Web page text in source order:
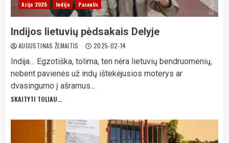
Azija 2025 Indija Pasaulis
Indijos lietuvių pėdsakais Delyje
AUGUSTINAS ŽEMAITIS 2025-02-14
Indija… Egzotiška, tolima, ten nėra lietuvių bendruomenių,
nebent pavienės už indų ištekėjusios moterys ar
dvasingumo į ašramus...
SKAITYTI TOLIAU...